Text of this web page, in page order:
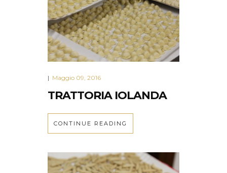
| Maggio 09, 2016
TRATTORIA IOLANDA
CONTINUE READING